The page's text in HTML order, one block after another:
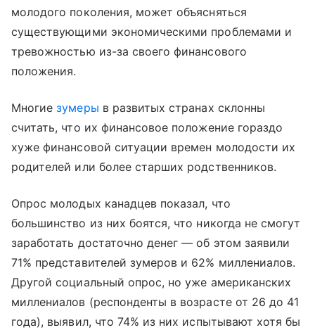
молодого поколения, может объясняться
существующими экономическими проблемами и
тревожностью из-за своего финансового
положения.
Многиезумеры в развитых странах склонны
считать, что их финансовое положение гораздо
хуже финансовой ситуации времен молодости их
родителей или более старших родственников.
Опрос молодых канадцев показал, что
большинство из них боятся, что никогда не смогут
заработать достаточно денег — об этом заявили
71% представителей зумеров и 62% миллениалов.
Другой социальный опрос, но уже американских
миллениалов (респонденты в возрасте от 26 до 41
года), выявил, что 74% из них испытывают хотя бы